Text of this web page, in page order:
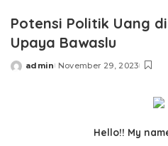
Potensi Politik Uang
Upaya Bawaslu
Posted
admin November 29, 2023
Hello!! My